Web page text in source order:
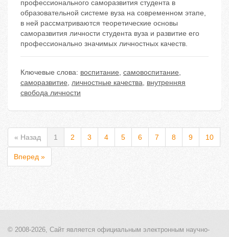
профессионального саморазвития студента в
образовательной системе вуза на современном этапе,
в ней рассматриваются теоретические основы
саморазвития личности студента вуза и развитие его
профессионально значимых личностных качеств.
Ключевые слова: воспитание, самовоспитание,
саморазвитие, личностные качества, внутренняя
свобода личности
« Назад 1 2 3 4 5 6 7 8 9 10
Вперед »
© 2008-2026, Сайт является официальным электронным научно-